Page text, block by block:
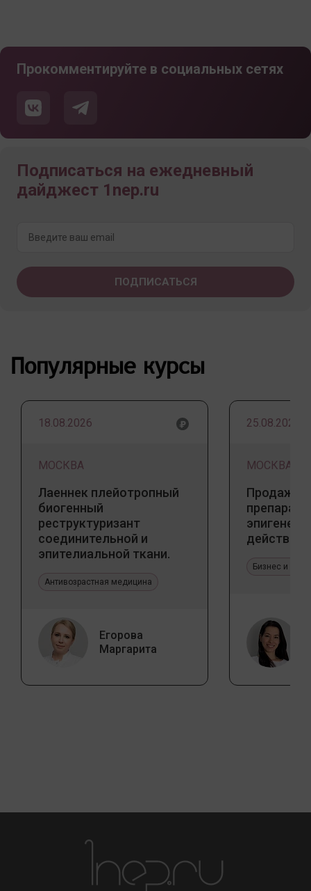
Прокомментируйте в социальных сетях
Подписаться на ежедневный
дайджест 1nep.ru
Популярные курсы
18.08.2026
МОСКВА
Лаеннек плейотропный
биогенный
реструктуризант
соединительной и
эпителиальной ткани.
эстетической медицине
Антивозрастная медицина
Егорова
Маргарита
25.08.2026
МОСКВА
Продажа
действия
Бизнес и